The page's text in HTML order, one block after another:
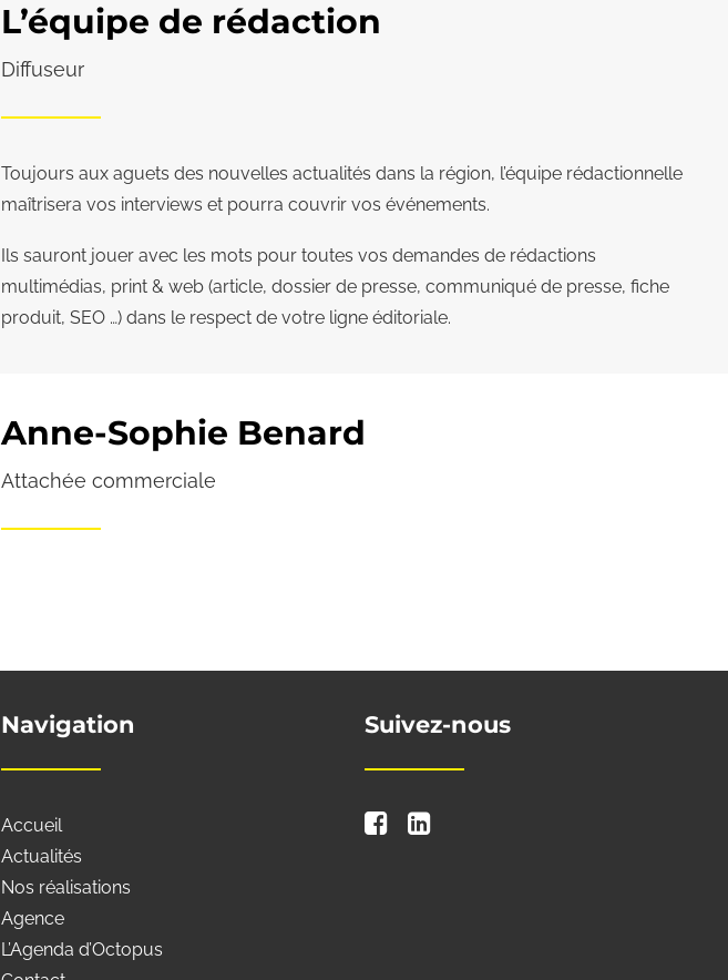
L’équipe de rédaction
Diffuseur
Toujours aux aguets des nouvelles actualités dans la région, l’équipe rédactionnelle
maîtrisera vos interviews et pourra couvrir vos événements.
Ils sauront jouer avec les mots pour toutes vos demandes de rédactions
multimédias, print & web (article, dossier de presse, communiqué de presse, fiche
produit, SEO …) dans le respect de votre ligne éditoriale.
Anne-Sophie Benard
Attachée commerciale
Navigation
Accueil
Actualités
Nos réalisations
Agence
L’Agenda d’Octopus
Suivez-nous